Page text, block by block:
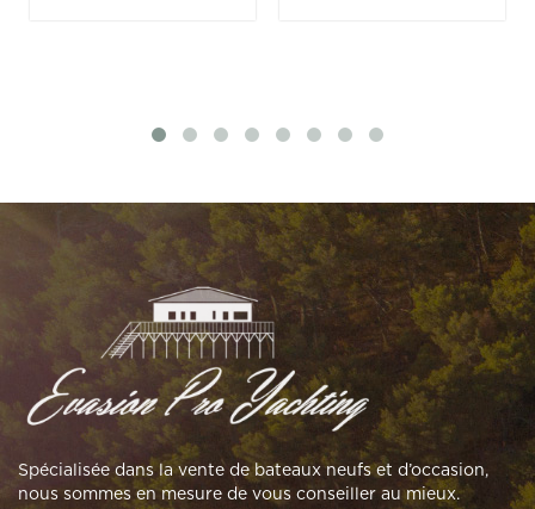
Spécialisée dans la vente de bateaux neufs et d’occasion,
nous sommes en mesure de vous conseiller au mieux.